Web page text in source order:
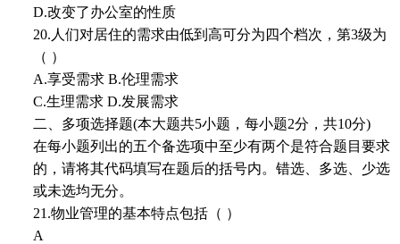
D.改变了办公室的性质
20.人们对居住的需求由低到高可分为四个档次，第3级为
（ ）
A.享受需求 B.伦理需求
C.生理需求 D.发展需求
二、多项选择题(本大题共5小题，每小题2分，共10分)
在每小题列出的五个备选项中至少有两个是符合题目要求
的，请将其代码填写在题后的括号内。错选、多选、少选
或未选均无分。
21.物业管理的基本特点包括（ ）
A